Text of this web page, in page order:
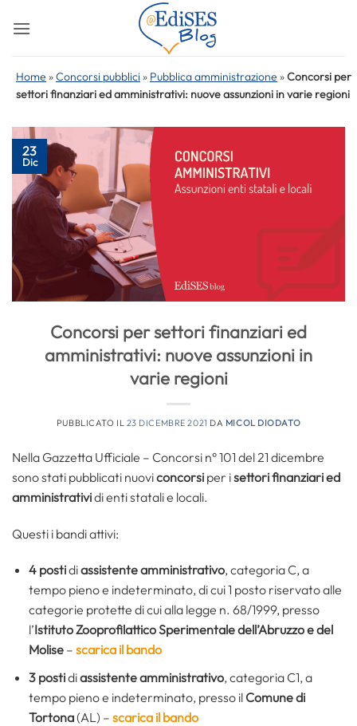
Home »Concorsi pubblici » Pubblica amministrazione »Concorsi per
settori finanziari ed amministrativi: nuove assunzioni in varie regioni
23
Dic
Concorsi per settori finanziari ed
amministrativi: nuove assunzioni in
varie regioni
PUBBLICATO IL 23 DICEMBRE 2021 DA MICOL DIODATO
Nella Gazzetta Ufficiale – Concorsi n° 101 del 21 dicembre
sono stati pubblicati nuoviconcorsi per isettori finanziari ed
amministratividi enti statali e locali.
Questi i bandi attivi:
4 postidiassistente amministrativo, categoria C, a
tempo pieno e indeterminato, di cui 1 posto riservato alle
categorie protette di cui alla legge n. 68/1999, presso
l’Istituto Zooprofilattico Sperimentale dell’Abruzzo e del
Molise– scarica il bando
3 postidiassistente amministrativo, categoria C1, a
tempo pieno e indeterminato, presso il Comune di
Tortona(AL) – scarica il bando